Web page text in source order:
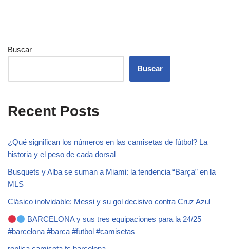
Buscar
Buscar
Recent Posts
¿Qué significan los números en las camisetas de fútbol? La
historia y el peso de cada dorsal
Busquets y Alba se suman a Miami: la tendencia “Barça” en la
MLS
Clásico inolvidable: Messi y su gol decisivo contra Cruz Azul
BARCELONA y sus tres equipaciones para la 24/25
#barcelona #barca #futbol #camisetas